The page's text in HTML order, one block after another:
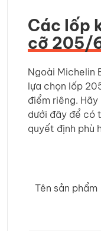
Các lốp
cỡ 205/
Ngoài Michelin
lựa chọn lốp
điểm riêng.
dưới đây để có
quyết định phù
Tên sản phẩm